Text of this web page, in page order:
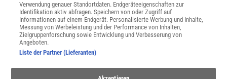
Sprachen lernen mit Gymglish
Lexika
Für Spektrum schreiben
Zugänglichkeitserklärung
WEBSEITEN
KielSCN
Verwendung genauer Standortdaten. Endgeräteeigenschaften zur
Identifikation aktiv abfragen. Speichern von oder Zugriff auf
Informationen auf einem Endgerät. Personalisierte Werbung und Inhalte,
Messung von Werbeleistung und der Performance von Inhalten,
Zielgruppenforschung sowie Entwicklung und Verbesserung von
Angeboten.
Liste der Partner (Lieferanten)